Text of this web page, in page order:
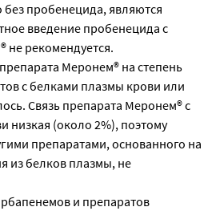
пробенецида, являются
введение пробенецида с
не рекомендуется.
Меронем® на степень
с белками плазмы крови или
Связь препарата Меронем® с
низкая (около 2%), поэтому
препаратами, основанного на
из белков плазмы, не
и препаратов